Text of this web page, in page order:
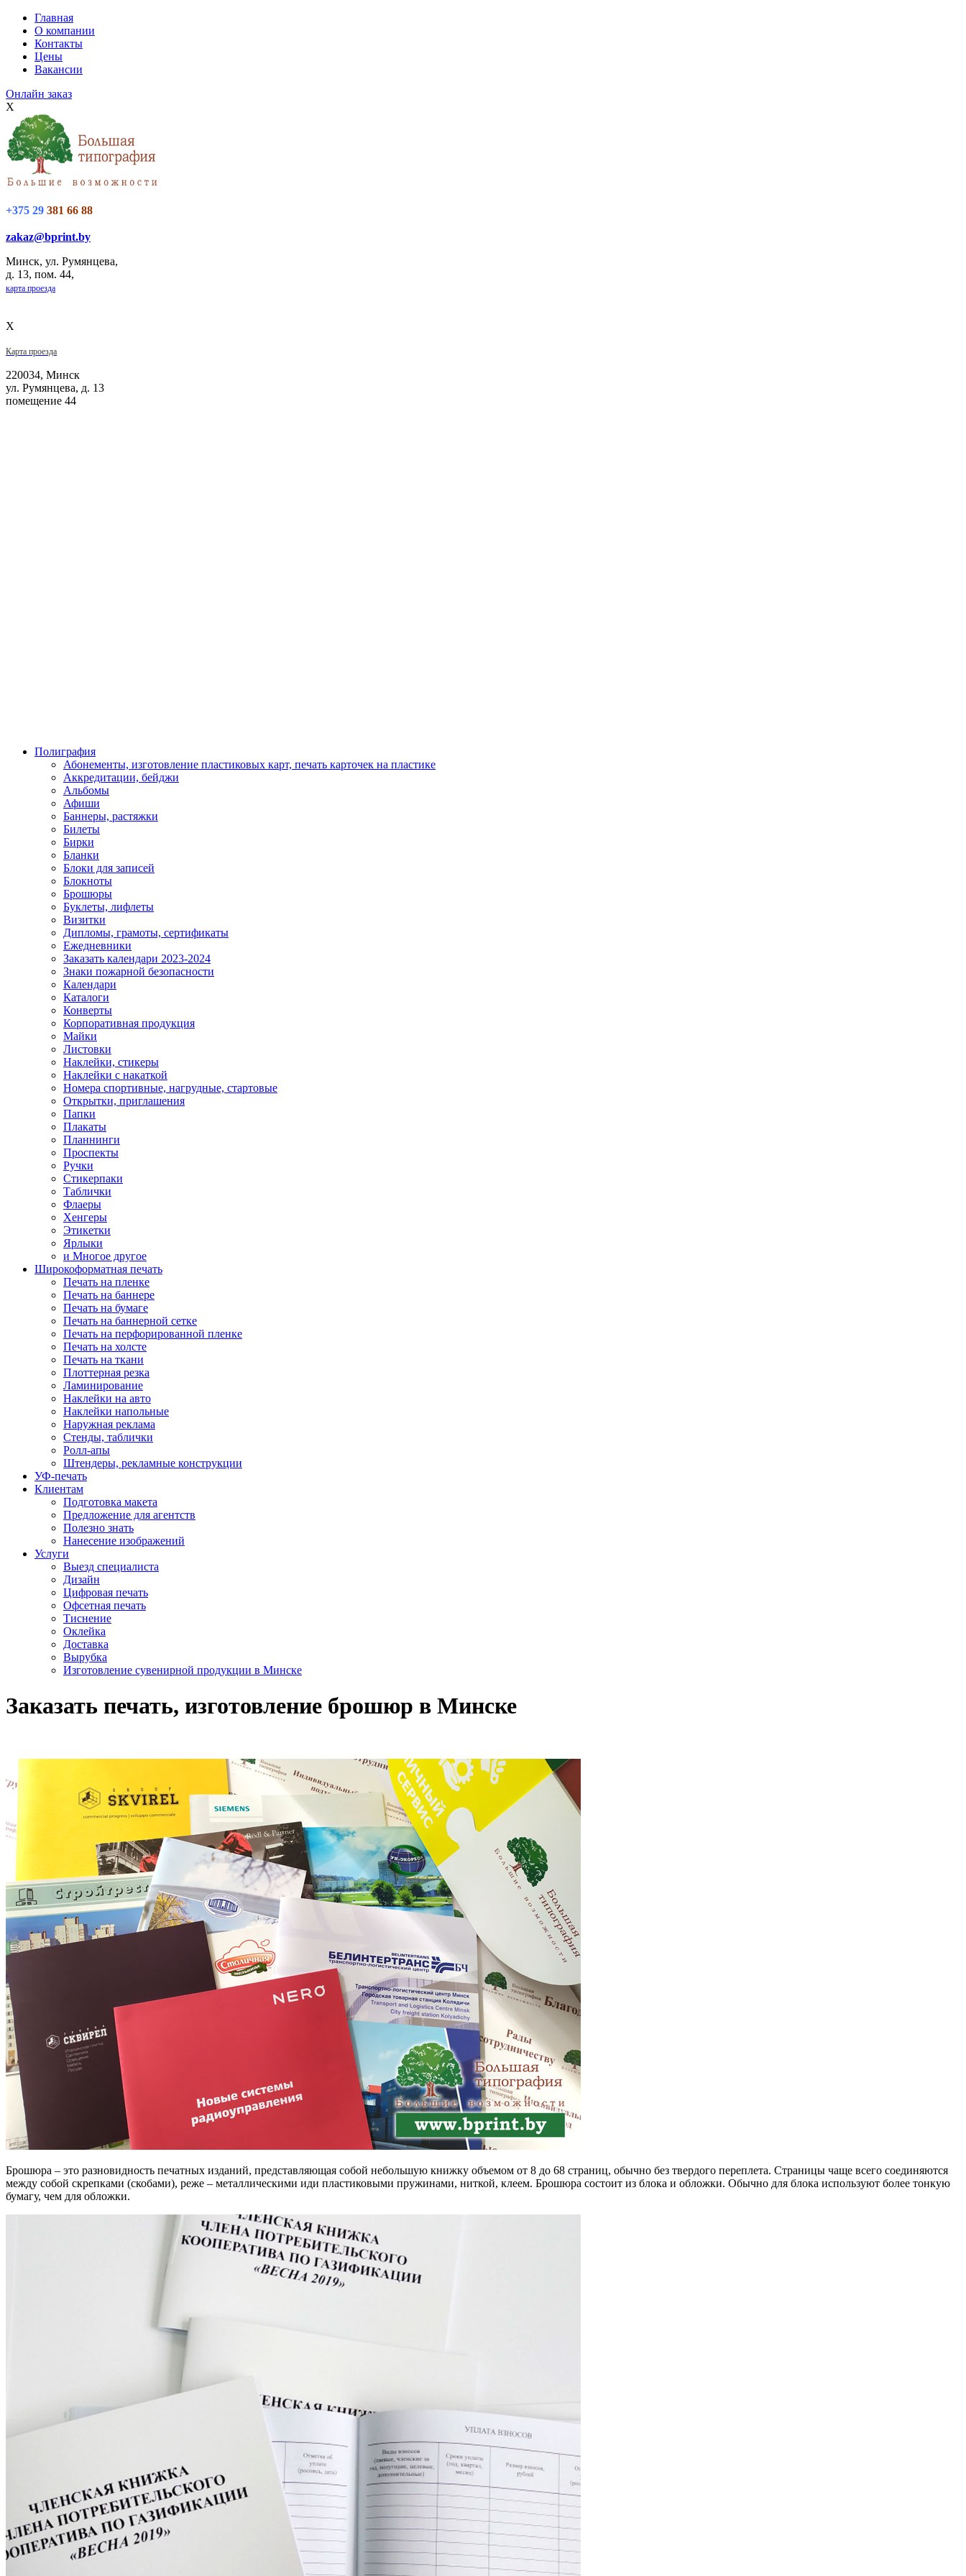
Главная
О компании
Контакты
Цены
Вакансии
Онлайн заказ
X
+375 29 381 66 88
zakaz@bprint.by
Минск, ул. Румянцева,
д. 13, пом. 44,
карта проезда
X
Карта проезда
220034, Минск
ул. Румянцева, д. 13
помещение 44
Полиграфия
Абонементы, изготовление пластиковых карт, печать карточек на пластике
Аккредитации, бейджи
Альбомы
Афиши
Баннеры, растяжки
Билеты
Бирки
Бланки
Блоки для записей
Блокноты
Брошюры
Буклеты, лифлеты
Визитки
Дипломы, грамоты, сертификаты
Ежедневники
Заказать календари 2023-2024
Знаки пожарной безопасности
Календари
Каталоги
Конверты
Корпоративная продукция
Майки
Листовки
Наклейки, стикеры
Наклейки с накаткой
Номера спортивные, нагрудные, стартовые
Открытки, приглашения
Папки
Плакаты
Планнинги
Проспекты
Ручки
Стикерпаки
Таблички
Флаеры
Хенгеры
Этикетки
Ярлыки
и Многое другое
Широкоформатная печать
Печать на пленке
Печать на баннере
Печать на бумаге
Печать на баннерной сетке
Печать на перфорированной пленке
Печать на холсте
Печать на ткани
Плоттерная резка
Ламинирование
Наклейки на авто
Наклейки напольные
Наружная реклама
Стенды, таблички
Ролл-апы
Штендеры, рекламные конструкции
УФ-печать
Клиентам
Подготовка макета
Предложение для агентств
Полезно знать
Нанесение изображений
Услуги
Выезд специалиста
Дизайн
Цифровая печать
Офсетная печать
Тиснение
Оклейка
Доставка
Вырубка
Изготовление сувенирной продукции в Минске
Заказать печать, изготовление брошюр в Минске
Брошюра – это разновидность печатных изданий, представляющая собой небольшую книжку объемом от 8 до 68 страниц, обычно без твердого переплета. Страницы чаще всего соединяются
между собой скрепками (скобами), реже – металлическими иди пластиковыми пружинами, ниткой, клеем. Брошюра состоит из блока и обложки. Обычно для блока используют более тонкую
бумагу, чем для обложки.